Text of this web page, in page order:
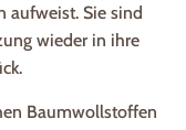
aufweist. Sie sind
wieder in ihre
Baumwollstoffen